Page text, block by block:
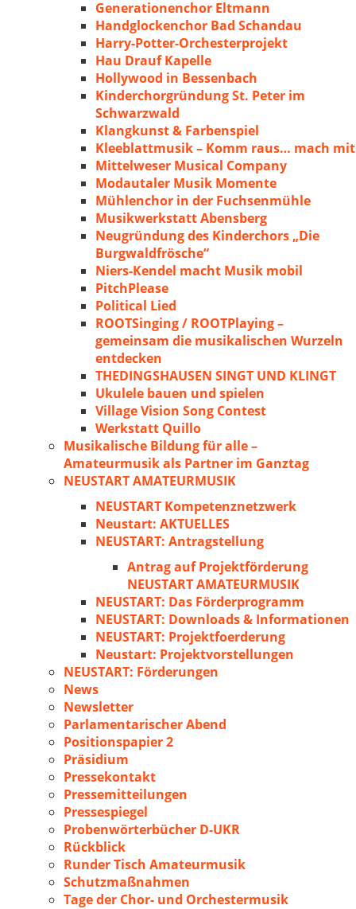
Generationenchor Eltmann
Handglockenchor Bad Schandau
Harry-Potter-Orchesterprojekt
Hau Drauf Kapelle
Hollywood in Bessenbach
Kinderchorgründung St. Peter im
Schwarzwald
Klangkunst & Farbenspiel
Kleeblattmusik – Komm raus… mach mit
Mittelweser Musical Company
Modautaler Musik Momente
Mühlenchor in der Fuchsenmühle
Musikwerkstatt Abensberg
Neugründung des Kinderchors „Die
Burgwaldfrösche“
Niers-Kendel macht Musik mobil
PitchPlease
Political Lied
ROOTSinging / ROOTPlaying –
gemeinsam die musikalischen Wurzeln
entdecken
THEDINGSHAUSEN SINGT UND KLINGT
Ukulele bauen und spielen
Village Vision Song Contest
Werkstatt Quillo
Musikalische Bildung für alle –
Amateurmusik als Partner im Ganztag
NEUSTART AMATEURMUSIK
NEUSTART Kompetenznetzwerk
Neustart: AKTUELLES
NEUSTART: Antragstellung
Antrag auf Projektförderung
NEUSTART AMATEURMUSIK
NEUSTART: Das Förderprogramm
NEUSTART: Downloads & Informationen
NEUSTART: Projektfoerderung
Neustart: Projektvorstellungen
NEUSTART: Förderungen
News
Newsletter
Parlamentarischer Abend
Positionspapier 2
Präsidium
Pressekontakt
Pressemitteilungen
Pressespiegel
Probenwörterbücher D-UKR
Rückblick
Runder Tisch Amateurmusik
Schutzmaßnahmen
Tage der Chor- und Orchestermusik